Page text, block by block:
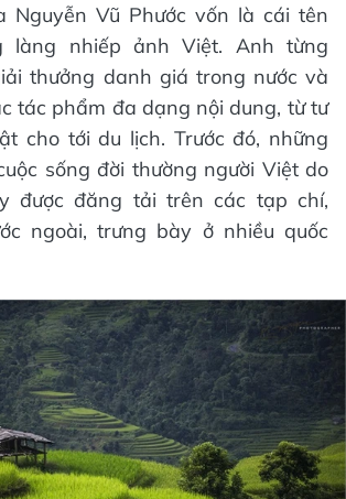
Nguyễn Vũ Phước vốn là cái tên
làng nhiếp ảnh Việt. Anh từng
thưởng danh giá trong nước và
tác phẩm đa dạng nội dung, từ tư
cho tới du lịch. Trước đó, những
sống đời thường người Việt do
được đăng tải trên các tạp chí,
ngoài, trưng bày ở nhiều quốc